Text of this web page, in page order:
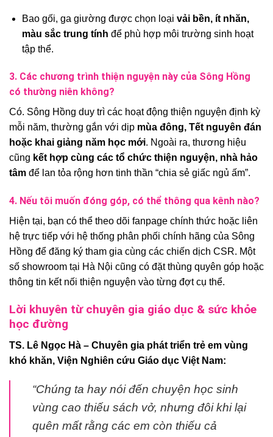
Bao gối, ga giường được chọn loại vải bền, ít nhăn,
màu sắc trung tính để phù hợp môi trường sinh hoạt
tập thể.
3. Các chương trình thiện nguyện này của Sông Hồng
có thường niên không?
Có. Sông Hồng duy trì các hoạt động thiện nguyện định kỳ
mỗi năm, thường gắn với dịp mùa đông, Tết nguyên đán
hoặc khai giảng năm học mới. Ngoài ra, thương hiệu
cũng kết hợp cùng các tổ chức thiện nguyện, nhà hảo
tâm để lan tỏa rộng hơn tinh thần “chia sẻ giấc ngủ ấm”.
4. Nếu tôi muốn đóng góp, có thể thông qua kênh nào?
Hiện tại, bạn có thể theo dõi fanpage chính thức hoặc liên
hệ trực tiếp với hệ thống phân phối chính hãng của Sông
Hồng để đăng ký tham gia cùng các chiến dịch CSR. Một
số showroom tại Hà Nội cũng có đặt thùng quyên góp hoặc
thông tin kết nối thiện nguyện vào từng đợt cụ thể.
Lời khuyên từ chuyên gia giáo dục & sức khỏe
học đường
TS. Lê Ngọc Hà – Chuyên gia phát triển trẻ em vùng
khó khăn, Viện Nghiên cứu Giáo dục Việt Nam:
“Chúng ta hay nói đến chuyện học sinh
vùng cao thiếu sách vở, nhưng đôi khi lại
quên mất rằng các em còn thiếu cả